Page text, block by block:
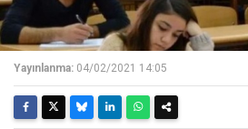
Yayınlanma: 04/02/2021 14:05